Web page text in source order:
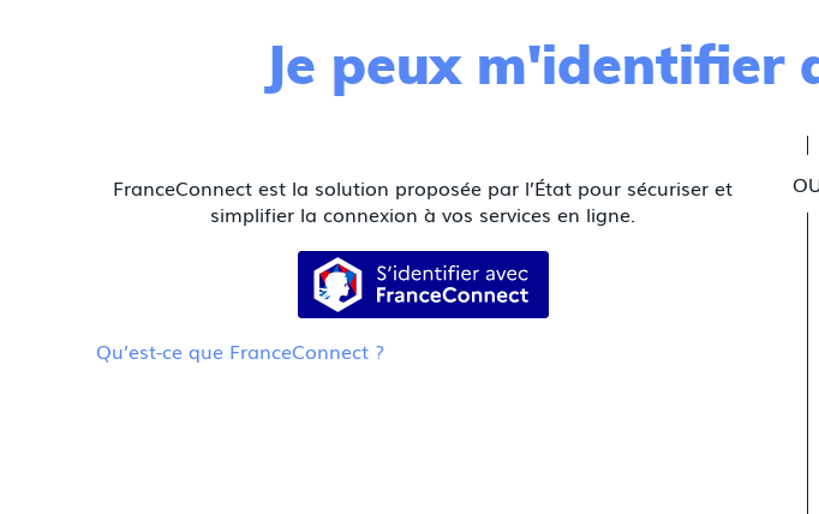
Je peux m'identifier
FranceConnect est la solution proposée par l’État pour sécuriser et
simplifier la connexion à vos services en ligne.
S’identifier avec FranceConnect
Qu’est-ce que FranceConnect ?